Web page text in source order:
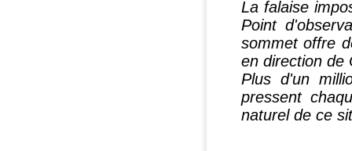
La falaise
Point
sommet offre
en direction de
Plus d'un
pressent
naturel de ce